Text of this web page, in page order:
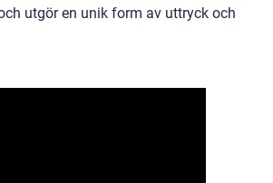
utgör en unik form av uttryck och